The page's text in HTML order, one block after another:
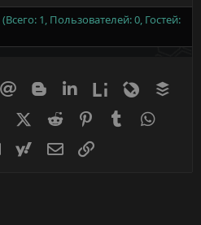
1, Пользователей: 0, Гостей:
Mail.ru BloggerLinkedinLiveinternet
Livejournal
FacebookX (Twitter)
Reddit PinterestTumblr
GmailyahoomailЭлектронная почта